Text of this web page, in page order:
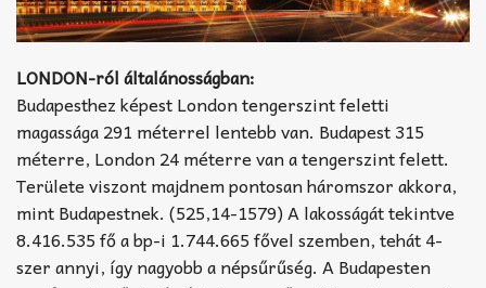
LONDON-ról általánosságban:
Budapesthez képest London tengerszint feletti
magassága 291 méterrel lentebb van. Budapest 315
méterre, London 24 méterre van a tengerszint felett.
Területe viszont majdnem pontosan háromszor akkora,
mint Budapestnek. (525,14-1579) A lakosságát tekintve
8.416.535 fő a bp-i 1.744.665 fővel szemben, tehát 4-
szer annyi, így nagyobb a népsűrűség. A Budapesten